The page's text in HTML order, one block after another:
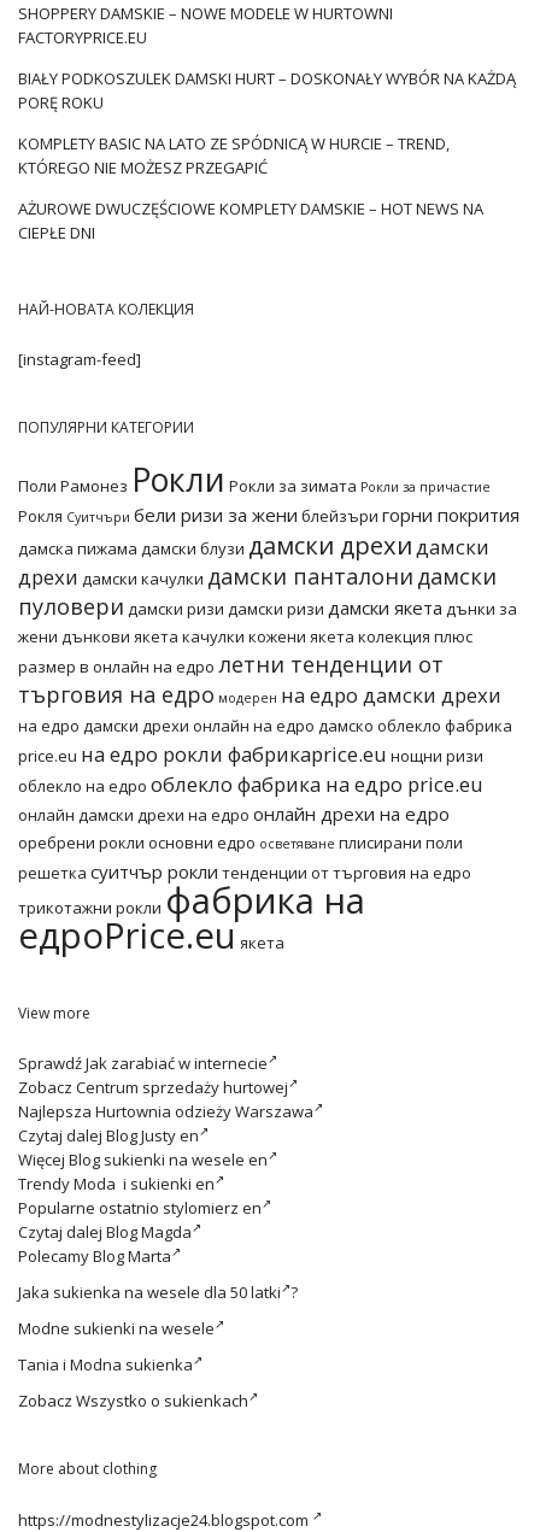
SHOPPERY DAMSKIE – NOWE MODELE W HURTOWNI
FACTORYPRICE.EU
BIAŁY PODKOSZULEK DAMSKI HURT – DOSKONAŁY WYBÓR NA KAŻDĄ
PORĘ ROKU
KOMPLETY BASIC NA LATO ZE SPÓDNICĄ W HURCIE – TREND,
KTÓREGO NIE MOŻESZ PRZEGAPIĆ
AŻUROWE DWUCZĘŚCIOWE KOMPLETY DAMSKIE – HOT NEWS NA
CIEPŁE DNI
НАЙ-НОВАТА КОЛЕКЦИЯ
[instagram-feed]
ПОПУЛЯРНИ КАТЕГОРИИ
Поли Рамонез Рокли Рокли за зимата Рокли за причастие
Рокля Суитчъри бели ризи за жени блейзъри горни покрития
дамска пижама дамски блузи дамски дрехидамски
дрехи дамски качулки дамски панталони дамски
пуловери дамски ризи дамски ризи дамски якета дънки за
жени дънкови якета качулки кожени якета колекция плюс
размер в онлайн на едро летни тенденции от
търговия на едро модерен на едро дамски дрехи
на едро дамски дрехи онлайн на едро дамско облекло фабрика
price.eu на едро рокли фабрикаprice.eu нощни ризи
облекло на едро облекло фабрика на едро price.eu
онлайн дамски дрехи на едро онлайн дрехи на едро
оребрени рокли основни едро осветяване плисирани поли
решетка суитчър рокли тенденции от търговия на едро
трикотажни рокли фабрика на
едроPrice.euякета
View more
SprawdźJak zarabiać w internecie
Zobacz Centrum sprzedaży hurtowej
Najlepsza Hurtownia odzieży Warszawa
Czytaj dalej Blog Justy en
Więcej Blog sukienki na wesele en
TrendyModa i sukienki en
Popularne ostatnio stylomierz en
Czytaj dalej Blog Magda
PolecamyBlog Marta
Jaka sukienka na wesele dla 50 latki ?
Modne sukienki na wesele
Tania i Modna sukienka
Zobacz Wszystko o sukienkach
More about clothing
https://modnestylizacje24.blogspot.com